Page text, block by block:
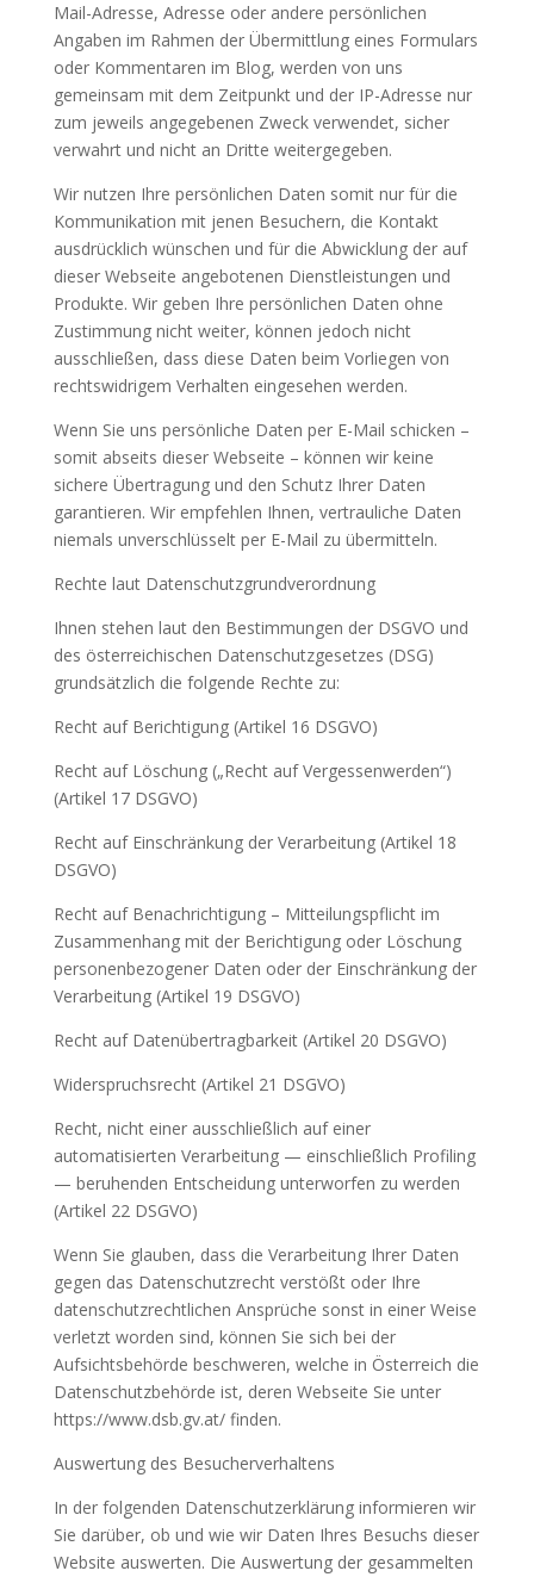
Mail-Adresse, Adresse oder andere persönlichen
Angaben im Rahmen der Übermittlung eines Formulars
oder Kommentaren im Blog, werden von uns
gemeinsam mit dem Zeitpunkt und der IP-Adresse nur
zum jeweils angegebenen Zweck verwendet, sicher
verwahrt und nicht an Dritte weitergegeben.
Wir nutzen Ihre persönlichen Daten somit nur für die
Kommunikation mit jenen Besuchern, die Kontakt
ausdrücklich wünschen und für die Abwicklung der auf
dieser Webseite angebotenen Dienstleistungen und
Produkte. Wir geben Ihre persönlichen Daten ohne
Zustimmung nicht weiter, können jedoch nicht
ausschließen, dass diese Daten beim Vorliegen von
rechtswidrigem Verhalten eingesehen werden.
Wenn Sie uns persönliche Daten per E-Mail schicken –
somit abseits dieser Webseite – können wir keine
sichere Übertragung und den Schutz Ihrer Daten
garantieren. Wir empfehlen Ihnen, vertrauliche Daten
niemals unverschlüsselt per E-Mail zu übermitteln.
Rechte laut Datenschutzgrundverordnung
Ihnen stehen laut den Bestimmungen der DSGVO und
des österreichischen Datenschutzgesetzes (DSG)
grundsätzlich die folgende Rechte zu:
Recht auf Berichtigung (Artikel 16 DSGVO)
Recht auf Löschung („Recht auf Vergessenwerden“)
(Artikel 17 DSGVO)
Recht auf Einschränkung der Verarbeitung (Artikel 18
DSGVO)
Recht auf Benachrichtigung – Mitteilungspflicht im
Zusammenhang mit der Berichtigung oder Löschung
personenbezogener Daten oder der Einschränkung der
Verarbeitung (Artikel 19 DSGVO)
Recht auf Datenübertragbarkeit (Artikel 20 DSGVO)
Widerspruchsrecht (Artikel 21 DSGVO)
Recht, nicht einer ausschließlich auf einer
automatisierten Verarbeitung — einschließlich Profiling
— beruhenden Entscheidung unterworfen zu werden
(Artikel 22 DSGVO)
Wenn Sie glauben, dass die Verarbeitung Ihrer Daten
gegen das Datenschutzrecht verstößt oder Ihre
datenschutzrechtlichen Ansprüche sonst in einer Weise
verletzt worden sind, können Sie sich bei der
Aufsichtsbehörde beschweren, welche in Österreich die
Datenschutzbehörde ist, deren Webseite Sie unter
https://www.dsb.gv.at/ finden.
Auswertung des Besucherverhaltens
In der folgenden Datenschutzerklärung informieren wir
Sie darüber, ob und wie wir Daten Ihres Besuchs dieser
Website auswerten. Die Auswertung der gesammelten